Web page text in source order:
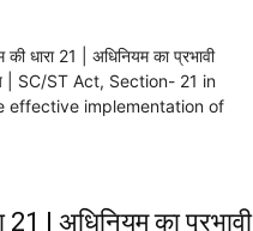
धारा 21 | अधिनियम का प्रभावी
| SC/ST Act, Section- 21 in
effective implementation of
| अधिनियम का प्रभावी